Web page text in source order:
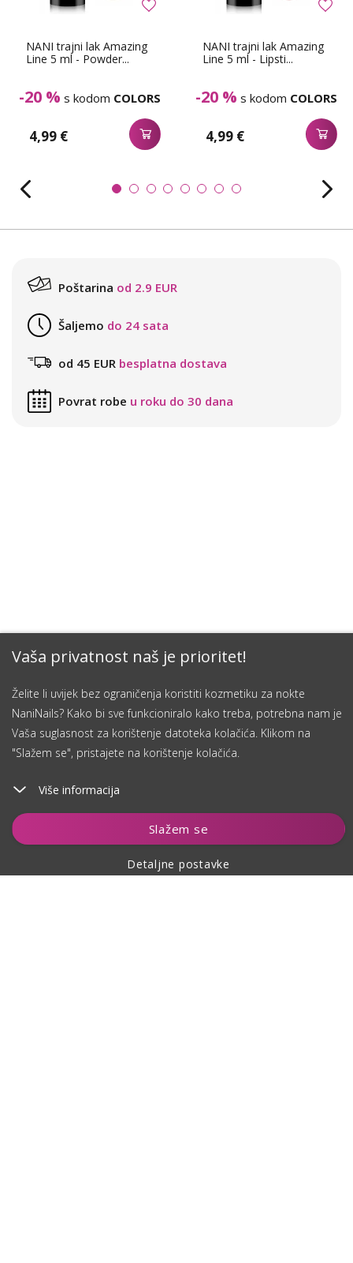
Vaša privatnost naš je prioritet!
Želite li uvijek bez ograničenja koristiti kozmetiku za nokte
NaniNails? Kako bi sve funkcioniralo kako treba, potrebna nam je
Vaša suglasnost za korištenje datoteka kolačića. Klikom na
"Slažem se", pristajete na korištenje kolačića.
Više informacija
Slažem se
Detaljne postavke
Dodaj u košaricu
NANI trajni lak Amazing
Line 5 ml - Powder...
-20 % s kodom COLORS
4,99 €
NANI trajni lak Amazing
Line 5 ml - Lipsti...
-20 % s kodom COLORS
4,99 €
Poštarina od 2.9 EUR
Šaljemo do 24 sata
od 45 EUR besplatna dostava
Povrat robe u roku do 30 dana